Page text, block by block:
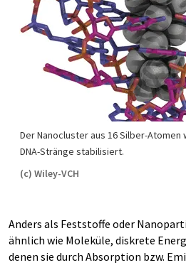
Der Nanocluster aus 16 Silber-Atomen
DNA-Stränge stabilisiert.
(c) Wiley-VCH
Anders als Feststoffe oder
ähnlich wie Moleküle, diskrete
denen sie durch Absorption bzw.